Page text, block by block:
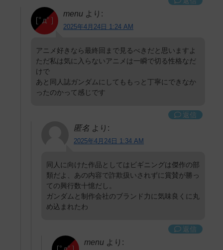
menu より:
2025年4月24日 1:24 AM
アニメ好きなら最終回まで見るべきだと思いますよ
ただ私は気に入らないアニメは一瞬で切る性格なだ
けで
あと同人誌ガンダムにしてももっと丁寧にできなか
ったのかって感じです
返信
匿名 より:
2025年4月24日 1:34 AM
同人に向けた作品としてはビギニングは傑作の部
類だよ、あの内容で詐欺扱いされずに賞賛が勝っ
ての興行数十憶だし。
ガンダムと制作会社のブランド力に気味良くに丸
め込まれたわ
返信
menu より: